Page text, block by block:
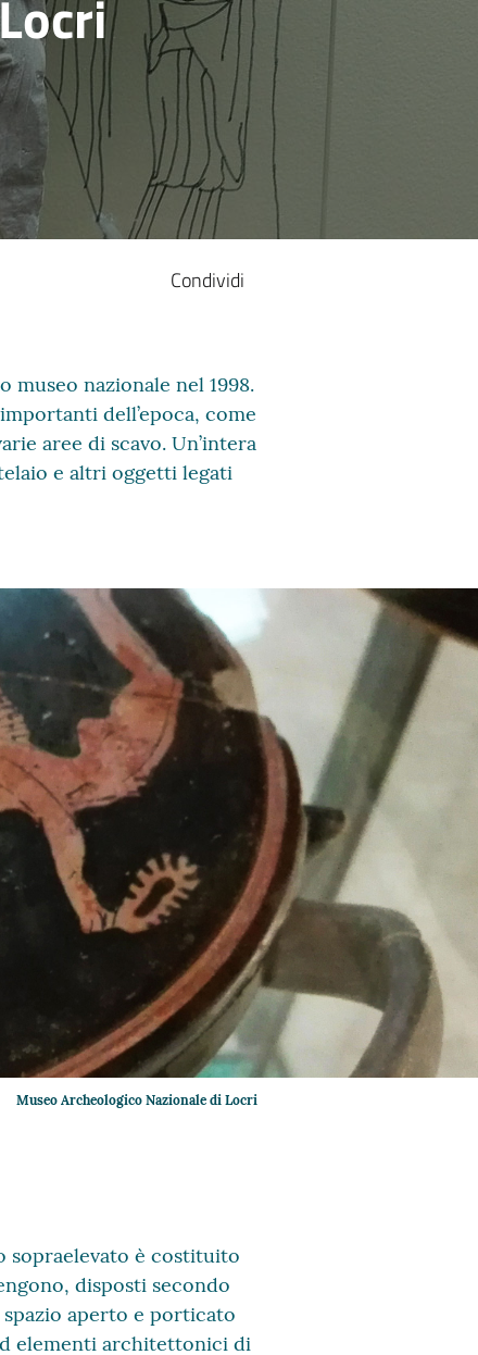
Condividi
museo nazionale nel 1998.
dell’epoca, come
aree di scavo. Un’intera
e altri oggetti legati
Museo Archeologico Nazionale di Locri
sopraelevato è costituito
disposti secondo
aperto e porticato
elementi architettonici di